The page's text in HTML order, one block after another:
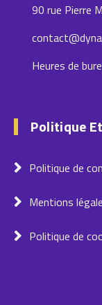
90 rue Pierre
Heures de
Politique
Politique de
Mentions
Politique de